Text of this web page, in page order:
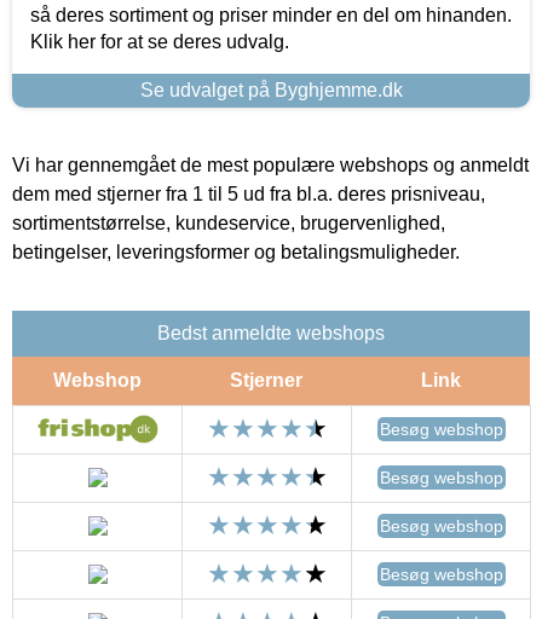
så deres sortiment og priser minder en del om hinanden.
Klik her for at se deres udvalg.
Se udvalget på Byghjemme.dk
Vi har gennemgået de mest populære webshops og anmeldt
dem med stjerner fra 1 til 5 ud fra bl.a. deres prisniveau,
sortimentstørrelse, kundeservice, brugervenlighed,
betingelser, leveringsformer og betalingsmuligheder.
Bedst anmeldte webshops
Webshop Stjerner Link
Besøg webshop
Besøg webshop
Besøg webshop
Besøg webshop